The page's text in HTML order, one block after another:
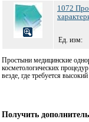
1072
Ед. изм:
Простыни медицинские
косметологических
везде, где требуется
Получить